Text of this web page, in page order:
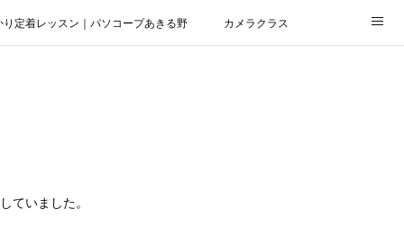
り定着レッスン｜パソコープあきる野 カメラクラス
ていました。